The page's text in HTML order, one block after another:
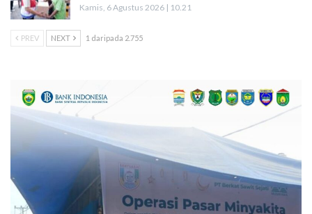
Kamis, 6 Agustus 2026 | 10.21
PREV NEXT 1 daripada 2.755